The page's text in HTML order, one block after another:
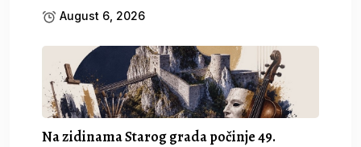
August 6, 2026
Na zidinama Starog grada počinje 49.